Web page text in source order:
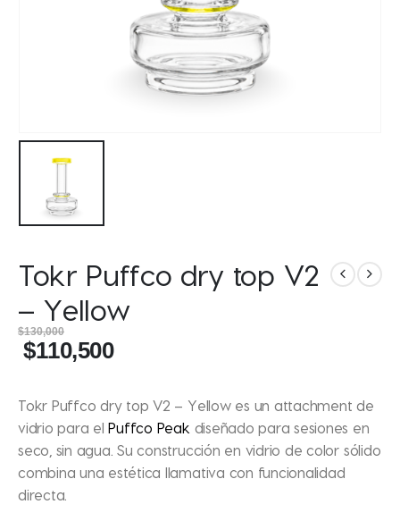
Tokr Puffco dry top V2
– Yellow
$130,000
$110,500
Tokr Puffco dry top V2 – Yellowes un attachment de
vidrio para elPuffco Peak diseñado para sesiones en
seco, sin agua. Su construcción en vidrio de color sólido
combina una estética llamativa con funcionalidad
directa.